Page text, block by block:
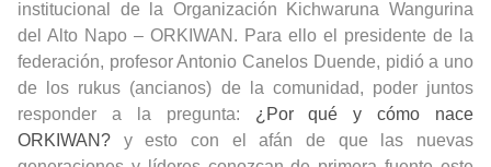
institucional de la Organización Kichwaruna Wangurina
del Alto Napo – ORKIWAN. Para ello el presidente de la
federación, profesor Antonio Canelos Duende, pidió a uno
de los rukus (ancianos) de la comunidad, poder juntos
responder a la pregunta: ¿Por qué y cómo nace
ORKIWAN? y esto con el afán de que las nuevas